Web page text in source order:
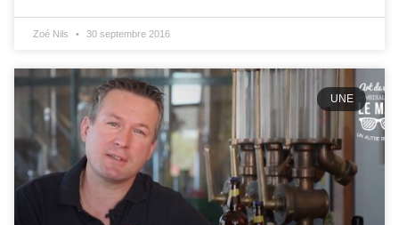
Zoé Nils 30 septembre 2016
UNE